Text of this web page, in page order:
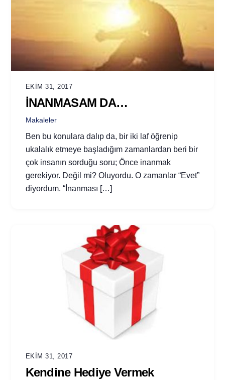
EKIM 31, 2017
İNANMASAM DA…
Makaleler
Ben bu konulara dalıp da, bir iki laf öğrenip
ukalalık etmeye başladığım zamanlardan beri bir
çok insanın sorduğu soru; Önce inanmak
gerekiyor. Değil mi? Oluyordu. O zamanlar “Evet”
diyordum. “İnanması […]
EKIM 31, 2017
Kendine Hediye Vermek